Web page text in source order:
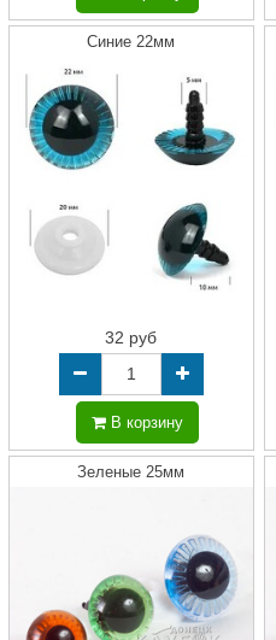
Синие 22мм
32 руб
В корзину
Зеленые 25мм